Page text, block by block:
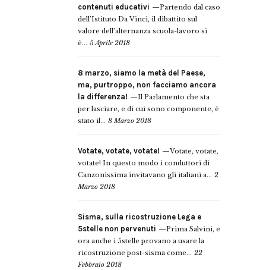
contenuti educativi
Partendo dal caso
dell’Istituto Da Vinci, il dibattito sul
valore dell’alternanza scuola-lavoro si
è... 5 Aprile 2018
8 marzo, siamo la metà del Paese,
ma, purtroppo, non facciamo ancora
la differenza!
Il Parlamento che sta
per lasciare, e di cui sono componente, è
stato il... 8 Marzo 2018
Votate, votate, votate!
Votate, votate,
votate! In questo modo i conduttori di
Canzonissima invitavano gli italiani a... 2
Marzo 2018
Sisma, sulla ricostruzione Lega e
5stelle non pervenuti
Prima Salvini, e
ora anche i 5stelle provano a usare la
ricostruzione post-sisma come... 22
Febbraio 2018